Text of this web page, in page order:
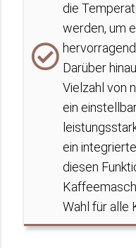
die
werden, um
Darüber
Vielzahl von
ein
ein
diesen
Wahl für alle